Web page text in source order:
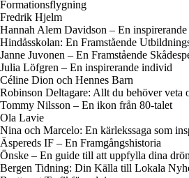
Formationsflygning
Fredrik Hjelm
Hannah Alem Davidson – En inspirerande
Hindåsskolan: En Framstående
Janne Juvonen – En Framstående
Julia Löfgren – En inspirerande individ
Céline Dion och Hennes Barn
Robinson Deltagare: Allt du behöver veta
Tommy Nilsson – En ikon från 80-talet
Ola Lavie
Nina och Marcelo: En kärlekssaga som
Äspereds IF – En Framgångshistoria
Önske – En guide till att uppfylla dina
Bergen Tidning: Din Källa till Lokala